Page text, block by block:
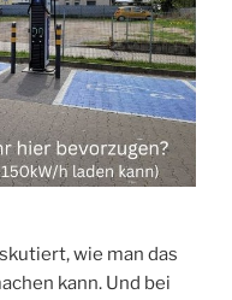
wie man das
kann. Und bei